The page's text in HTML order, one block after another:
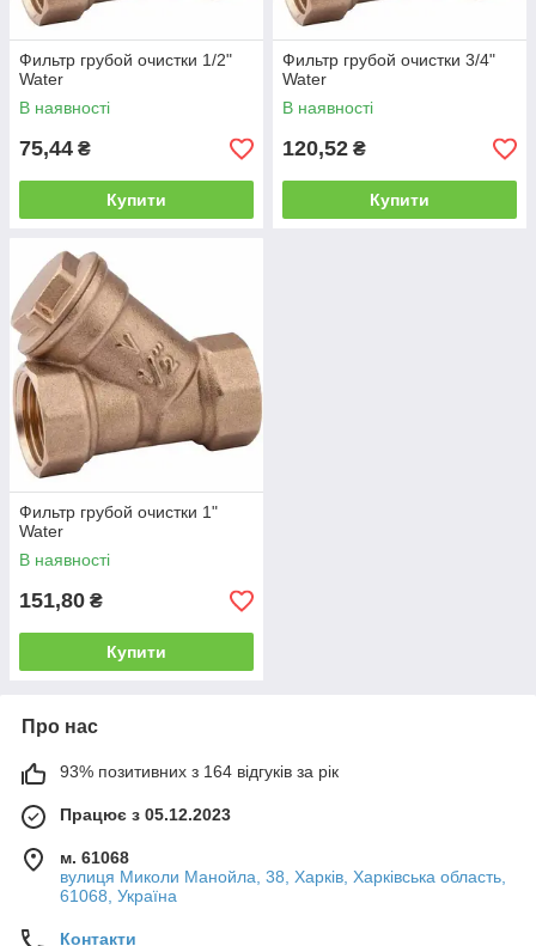
Фильтр грубой очистки 1/2"
Water
В наявності
75,44 ₴
Купити
Фильтр грубой очистки 3/4"
Water
В наявності
120,52 ₴
Купити
Фильтр грубой очистки 1"
Water
В наявності
151,80 ₴
Купити
Про нас
93% позитивних з 164 відгуків за рік
Працює з 05.12.2023
м. 61068
вулиця Миколи Манойла, 38, Харків, Харківська область,
61068, Україна
Контакти